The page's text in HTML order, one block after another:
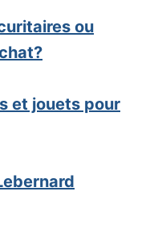
ou
et jouets pour